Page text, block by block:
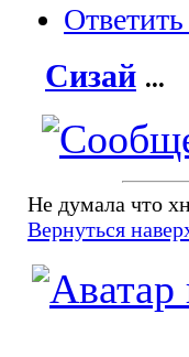
Сизай ...
Не думала что
Вернуться